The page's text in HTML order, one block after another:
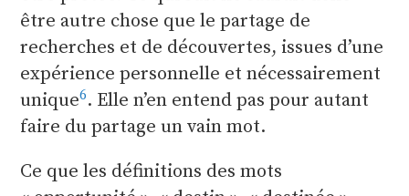
être autre chose que le partage de
recherches et de découvertes, issues d’une
expérience personnelle et nécessairement
unique6. Elle n’en entend pas pour autant
faire du partage un vain mot.
Ce que les définitions des mots